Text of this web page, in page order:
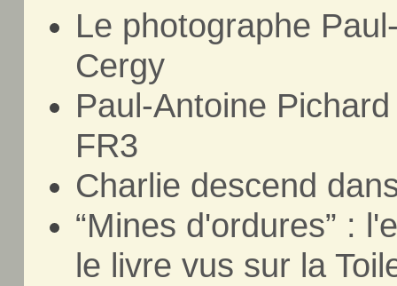
Le photographe
Cergy
Paul-Antoine
FR3
Charlie descend
“Mines d'ordures” :
le livre vus sur la